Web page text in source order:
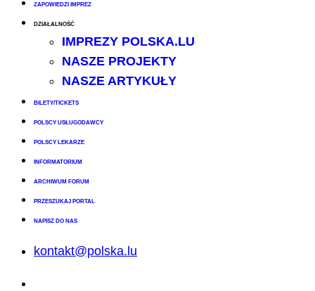
ZAPOWIEDZI IMPREZ
DZIAŁALNOŚĆ
IMPREZY POLSKA.LU
NASZE PROJEKTY
NASZE ARTYKUŁY
BILETY/TICKETS
POLSCY USŁUGODAWCY
POLSCY LEKARZE
INFORMATORIUM
ARCHIWUM FORUM
PRZESZUKAJ PORTAL
NAPISZ DO NAS
kontakt@polska.lu